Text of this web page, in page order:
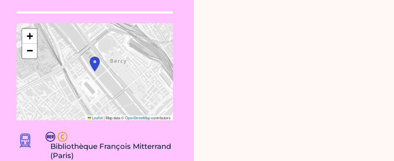
+
−
Leaflet|Map data ©OpenStreetMapcontributors
Bibliothèque François Mitterrand
(Paris)